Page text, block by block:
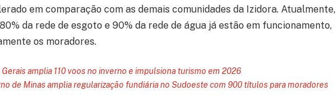
em comparação com as demais comunidades da Izidora. Atualmente,
da rede de esgoto e 90% da rede de água já estão em funcionamento,
os moradores.
Gerais amplia 110 voos no inverno e impulsiona turismo em 2026
de Minas amplia regularização fundiária no Sudoeste com 900 títulos para moradores